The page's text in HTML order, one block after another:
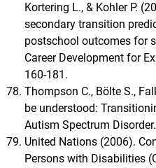
Kortering L., & Kohler P.
secondary transition
postschool outcomes for
Career Development for
160-181.
Thompson C., Bölte S.,
be understood:
Autism Spectrum
United Nations (2006).
Persons with Disabilities